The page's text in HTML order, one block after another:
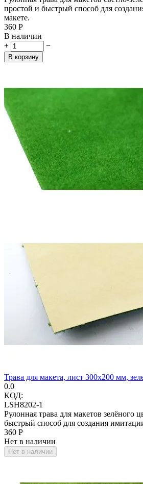
простой и быстрый способ для
макете.
‍360‍ Р
В наличии
+
−
В корзину
Трава для макета, лист 300х200 мм,
0.0
КОД:
LSH8202-1
Рулонная трава для макетов зелёного
быстрый способ для создания
‍360‍ Р
Нет в наличии
Нет в наличии